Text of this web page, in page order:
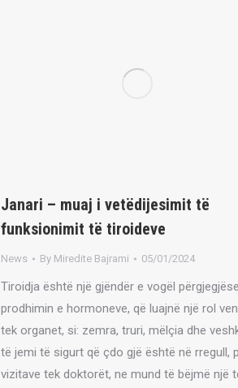
Janari – muaj i vetëdijesimit të
funksionimit të tiroideve
News By Miredite Bajrami 05/01/2024
Tiroidja është një gjëndër e vogël
prodhimin e hormoneve, që luajnë një rol
tek organet, si: zemra, truri, mëlçia dhe
të jemi të sigurt që çdo gjë është në rregull,
vizitave tek doktorët, ne mund të bëjmë një